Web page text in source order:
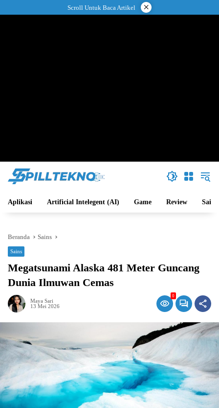
ke
Scroll Untuk Baca Artikel ×
Aplikasi Artificial Intelegent (AI) Game Review Sains
Beranda Sains
Sains
Megatsunami Alaska 481 Meter Guncang
Dunia Ilmuwan Cemas
Maya Sari
13 Mei 2026
0